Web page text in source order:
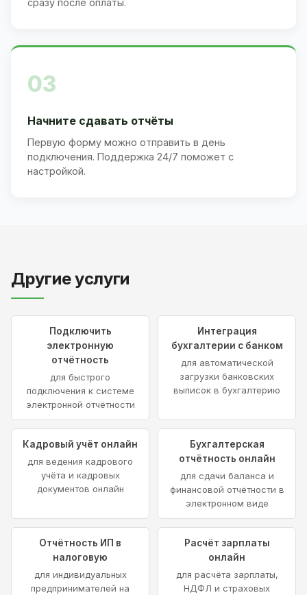
03
Начните сдавать отчёты
Первую форму можно отправить в день
подключения. Поддержка 24/7 поможет с
настройкой.
Другие услуги
Подключить
электронную
отчётность
для быстрого
подключения к системе
электронной отчётности
Интеграция
бухгалтерии с банком
для автоматической
загрузки банковских
выписок в бухгалтерию
Кадровый учёт онлайн
для ведения кадрового
учёта и кадровых
документов онлайн
Бухгалтерская
отчётность онлайн
для сдачи баланса и
финансовой отчётности в
электронном виде
Отчётность ИП в
налоговую
для индивидуальных
предпринимателей на
Расчёт зарплаты
онлайн
для расчёта зарплаты,
НДФЛ и страховых